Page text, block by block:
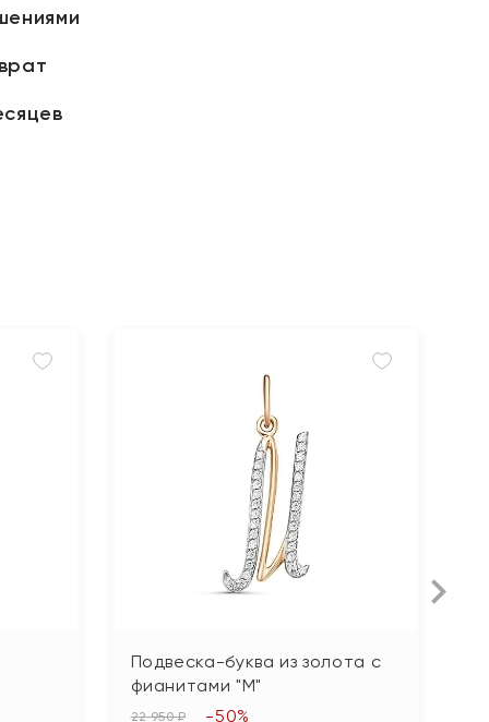
Подвеска-буква из золота с
фианитами "М"
22 950 ₽ -50%